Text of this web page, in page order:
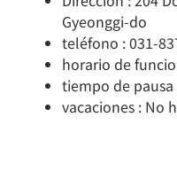
Gyeonggi-do
teléfono : 031-
horario de
tiempo de
vacaciones : No